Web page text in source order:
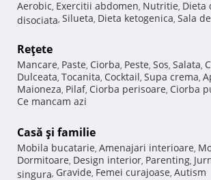
Aerobic, Exercitii abdomen, Nutritie, Dieta
disociata, Silueta, Dieta ketogenica, Sala
Reţete
Mancare, Paste, Ciorba, Peste, Sos, Salata,
Dulceata, Tocanita, Cocktail, Supa crema,
Maioneza, Pilaf, Ciorba perisoare, Ciorba
Ce mancam azi
Casă şi familie
Mobila bucatarie, Amenajari interioare,
Dormitoare, Design interior, Parenting,
singura, Gravide, Femei curajoase, Autism